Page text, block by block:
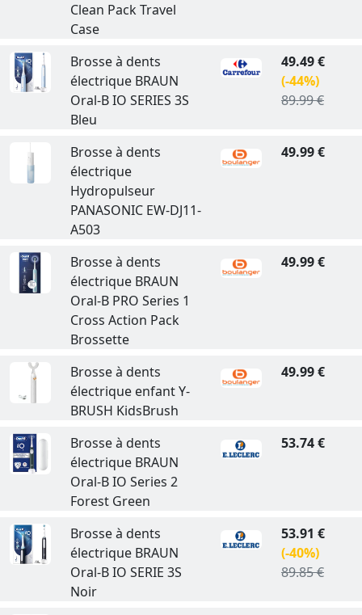
Clean Pack Travel
Case
Brosse à dents
électrique BRAUN
Oral-B IO SERIES 3S
Bleu
49.49 €
(-44%)
89.99 €
Brosse à dents
électrique
Hydropulseur
PANASONIC EW-DJ11-
A503
49.99 €
Brosse à dents
électrique BRAUN
Oral-B PRO Series 1
Cross Action Pack
Brossette
49.99 €
Brosse à dents
électrique enfant Y-
BRUSH KidsBrush
49.99 €
Brosse à dents
électrique BRAUN
Oral-B IO Series 2
Forest Green
53.74 €
Brosse à dents
électrique BRAUN
Oral-B IO SERIE 3S
Noir
53.91 €
(-40%)
89.85 €